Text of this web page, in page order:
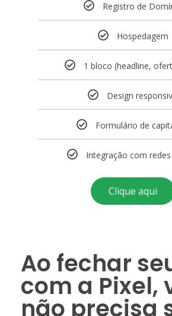
Registro de
Hospedagem
1 bloco (headline,
Design
Formulário de
Integração com
Clique aqui
Ao fechar
com a Pixel,
não precisa